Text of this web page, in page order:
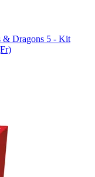
& Dragons 5 - Kit